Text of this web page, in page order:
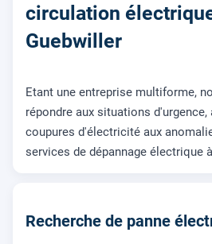
circulation
Guebwiller
Etant une entreprise multiforme,
répondre aux situations
coupures d'électricité aux
services de dépannage électrique à
Recherche de panne